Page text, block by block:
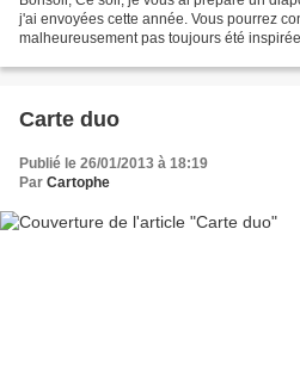
j'ai envoyées cette année. Vous pourrez
malheureusement pas toujours été
Carte duo
Publié le 26/01/2013 à 18:19
Par Cartophe